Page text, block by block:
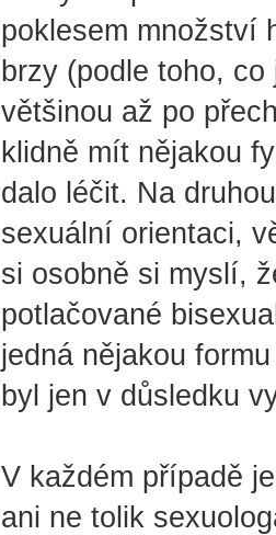
poklesem množství
brzy (podle toho,
většinou až po
klidně mít nějakou
dalo léčit. Na
sexuální orientaci,
si osobně si myslí,
potlačované
jedná nějakou
byl jen v důsledku
V každém případě
ani ne tolik